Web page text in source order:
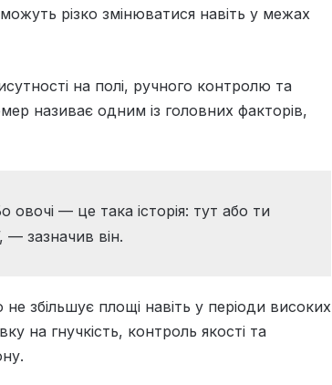
різко змінюватися навіть у межах
на полі, ручного контролю та
називає одним із головних факторів,
— це така історія: тут або ти
— зазначив він.
збільшує площі навіть у періоди високих
на гнучкість, контроль якості та